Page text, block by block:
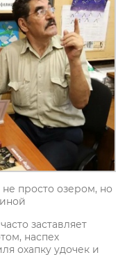
просто озером, но
заставляет
наспех
охапку удочек и